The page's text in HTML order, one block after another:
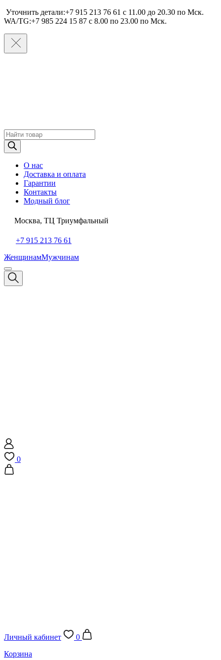
Уточнить детали:+7 915 213 76 61 c 11.00 до 20.30 по Мcк.
WA/TG:+7 985 224 15 87 c 8.00 по 23.00 по Мcк.
Поиск
товаров
О нас
Доставка и оплата
Гарантии
Контакты
Модный блог
Москва, ТЦ Триумфальный
+7 915 213 76 61
ЖенщинамМужчинам
0
Личный кабинет
0
Корзина